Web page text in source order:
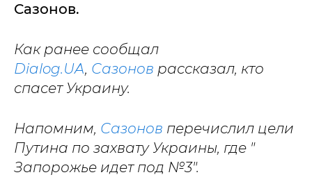
Сазонов.
Как ранее сообщал
Dialog.UA, Сазонов рассказал, кто
спасет Украину.
Напомним, Сазонов перечислил цели
Путина по захвату Украины, где "
Запорожье идет под №3".